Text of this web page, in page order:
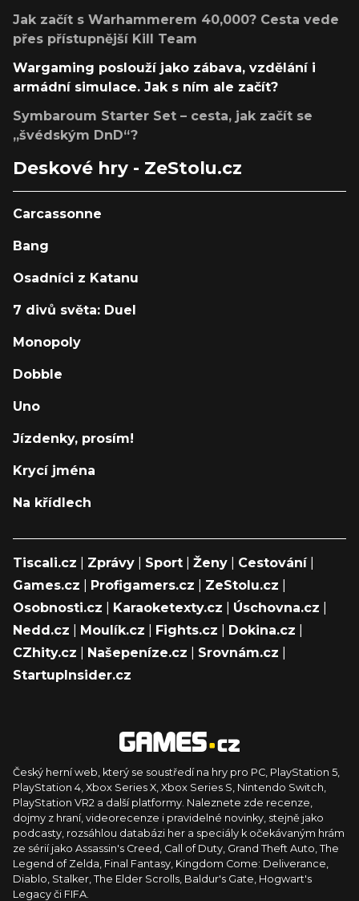
Jak začít s Warhammerem 40,000? Cesta vede
přes přístupnější Kill Team
Wargaming poslouží jako zábava, vzdělání i
armádní simulace. Jak s ním ale začít?
Symbaroum Starter Set – cesta, jak začít se
„švédským DnD“?
Deskové hry - ZeStolu.cz
Carcassonne
Bang
Osadníci z Katanu
7 divů světa: Duel
Monopoly
Dobble
Uno
Jízdenky, prosím!
Krycí jména
Na křídlech
Tiscali.cz Zprávy Sport Ženy Cestování|
Games.cz
Profigamers.cz ZeStolu.cz
Osobnosti.cz
Karaoketexty.cz Úschovna.cz
Nedd.cz
Moulík.cz Fights.cz Dokina.cz
CZhity.cz
Našepeníze.cz Srovnám.cz
StartupInsider.cz
Český herní web, který se soustředí na hry pro PC, PlayStation 5,
PlayStation 4, Xbox Series X, Xbox Series S, Nintendo Switch,
PlayStation VR2 a další platformy. Naleznete zde recenze,
dojmy z hraní, videorecenze i pravidelné novinky, stejně jako
podcasty, rozsáhlou databázi her a speciály k očekávaným hrám
ze sérií jako Assassin's Creed, Call of Duty, Grand Theft Auto, The
Legend of Zelda, Final Fantasy, Kingdom Come: Deliverance,
Diablo, Stalker, The Elder Scrolls, Baldur's Gate, Hogwart's
Legacy či FIFA.